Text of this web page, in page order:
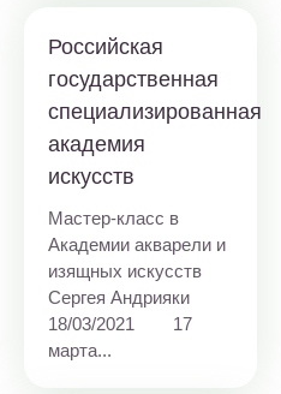
Российская
государственная
специализированная
академия
искусств
Мастер-класс в
Академии акварели и
изящных искусств
Сергея Андрияки
18/03/2021 17
марта...